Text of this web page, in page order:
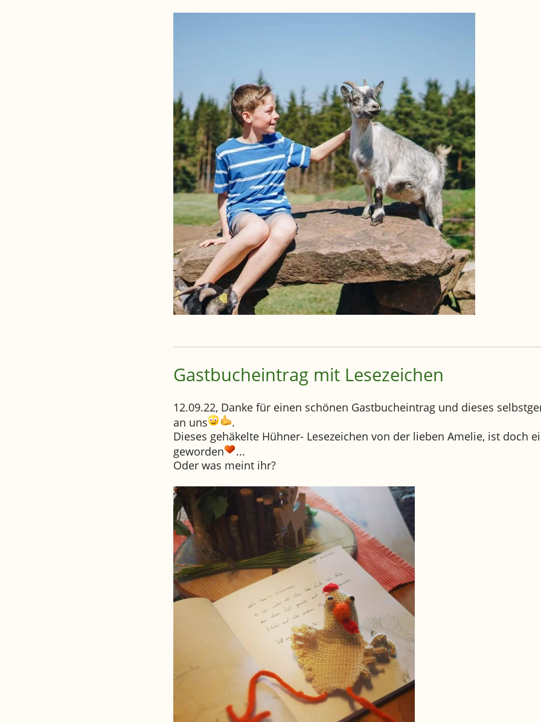
Gastbucheintrag mit Lesezeichen
12.09.22, Danke für einen schönen Gastbucheintrag und dieses
an uns
.
Dieses gehäkelte Hühner- Lesezeichen von der lieben Amelie, ist doch
geworden
...
Oder was meint ihr?